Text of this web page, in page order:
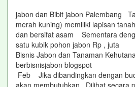
jabon dan Bibit jabon Palembang
merah kuning) memiliki lapisan
dan bersifat asam Sementara
satu kubik pohon jabon Rp , juta
Bisnis Jabon dan Tanaman
berbisnisjabon blogspot
Feb Jika dibandingkan dengan